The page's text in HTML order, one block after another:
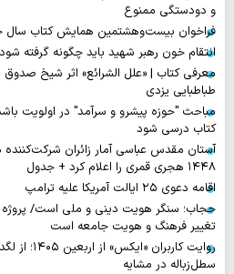
و دودستگی ممنوع
فراخوان بیست‌وهشتمین همایش کتاب سال
انتقام خون رهبر شهید باید چگونه گرفته
معرفی کتاب | «علل الشرائع» اثر شیخ صدوق
طباطبایی یزدی
مباحث "حوزه پیشرو و سرآمد" در اولویت
کتاب درسی شود
آستان مقدس عباسی آمار زائران شرکت‌کننده
۱۴۴۸ هجری قمری را اعلام کرد + جدول
اقامه دعوی ۲۵ ایالت آمریکا علیه ترامپ
حجاب؛ سنگر هویت دینی و ملی است/
تغییر فرهنگ و هویت جامعه است
روایت‌
سطل‌زباله‌ در مشایه